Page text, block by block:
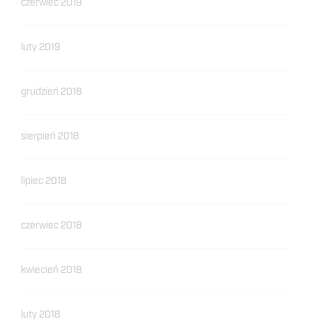
czerwiec 2019
luty 2019
grudzień 2018
sierpień 2018
lipiec 2018
czerwiec 2018
kwiecień 2018
luty 2018